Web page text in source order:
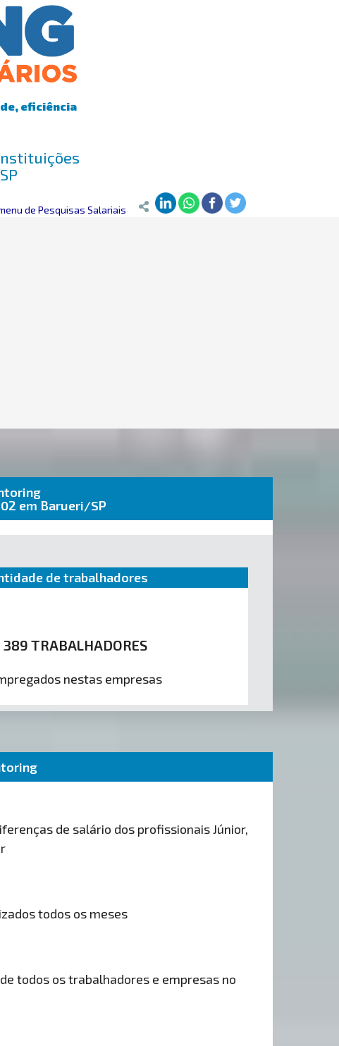
eficiência
de Pesquisas Salariais
em Barueri/SP
de trabalhadores
389 TRABALHADORES
nestas empresas
de salário dos profissionais Júnior,
todos os meses
todos os trabalhadores e empresas no